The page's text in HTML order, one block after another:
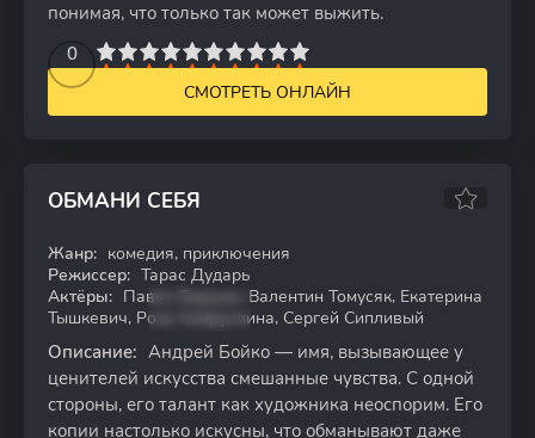
понимая, что только так может выжить.
0
5 7 8 9 10
СМОТРЕТЬ ОНЛАЙН
ОБМАНИ СЕБЯ
WEB-DL
6.33
Жанр: комедия, приключения
Режиссер: Тарас Дударь
Актёры: Павел Баршак, Валентин Томусяк, Екатерина
Тышкевич, Роза Хайруллина, Сергей Сипливый
Описание: Андрей Бойко — имя, вызывающее у
ценителей искусства смешанные чувства. С одной
стороны, его талант как художника неоспорим. Его
копии настолько искусны, что обманывают даже